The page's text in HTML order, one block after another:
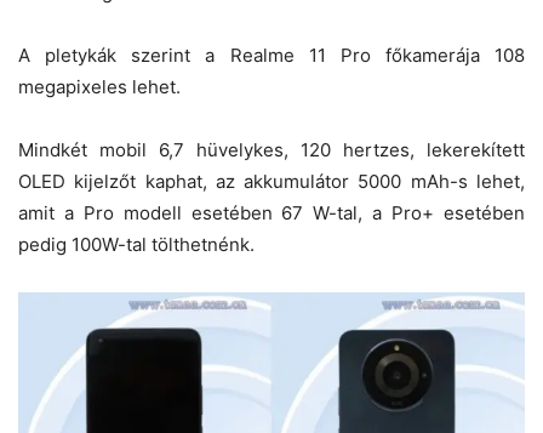
A pletykák szerint a Realme 11 Pro főkamerája 108
megapixeles lehet.
Mindkét mobil 6,7 hüvelykes, 120 hertzes, lekerekített
OLED kijelzőt kaphat, az akkumulátor 5000 mAh-s lehet,
amit a Pro modell esetében 67 W-tal, a Pro+ esetében
pedig 100W-tal tölthetnénk.